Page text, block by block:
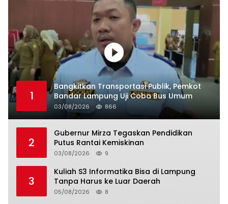
1
Bangkitkan Transportasi Publik, Pemkot
Bandar Lampung Uji Coba Bus Umum
03/08/2026 866
2
Gubernur Mirza Tegaskan Pendidikan
Putus Rantai Kemiskinan
03/08/2026 9
3
Kuliah S3 Informatika Bisa di Lampung
Tanpa Harus ke Luar Daerah
05/08/2026 8